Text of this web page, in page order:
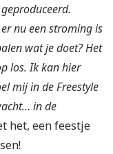
nu een stroming is
wat je doet? Het
los. Ik kan hier
mij in de Freestyle
in de
het, een feestje